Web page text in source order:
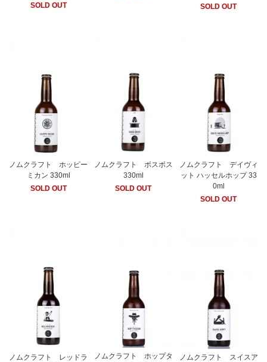
SOLD OUT
SOLD OUT
ノムクラフト ホッピー
ミカン 330ml
SOLD OUT
ノムクラフト ボスボス
330ml
SOLD OUT
ノムクラフト デイヴィ
ット ハッセルホップ 33
0ml
SOLD OUT
ノムクラフト レッドラ
ノムクラフト ホップタ
ノムクラフト スイスア